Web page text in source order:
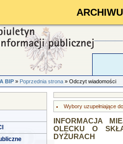
BIP»Poprzednia strona» Odczyt wiadomości
Wybory uzupełniające
INFORMACJA
OLECKU O
DYŻURACH